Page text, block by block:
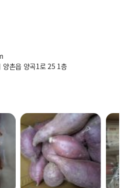
양촌읍 양곡1로 25 1층